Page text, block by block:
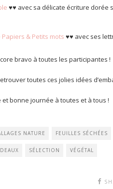
♥♥ avec sa délicate écriture dorée
& Petits mots ♥♥ avec ses
bravo à toutes les participantes !
toutes ces jolies idées
et bonne journée à toutes et à tous !
NATURE FEUILLES SÉCHÉES
SÉLECTION VÉGÉTAL